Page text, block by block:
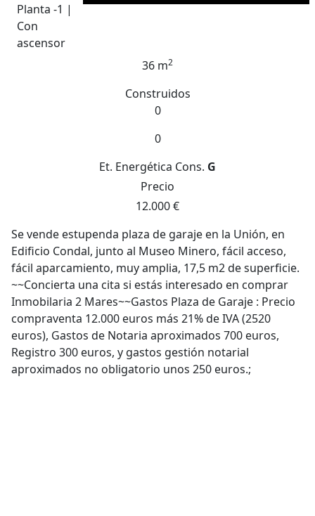
Planta -1 |
Con
ascensor
36 m2
Construidos
0
0
Et. Energética Cons. G
Precio
12.000 €
Se vende estupenda plaza de garaje en la Unión, en
Edificio Condal, junto al Museo Minero, fácil acceso,
fácil aparcamiento, muy amplia, 17,5 m2 de superficie.
~~Concierta una cita si estás interesado en comprar
Inmobilaria 2 Mares~~Gastos Plaza de Garaje : Precio
compraventa 12.000 euros más 21% de IVA (2520
euros), Gastos de Notaria aproximados 700 euros,
Registro 300 euros, y gastos gestión notarial
aproximados no obligatorio unos 250 euros.;